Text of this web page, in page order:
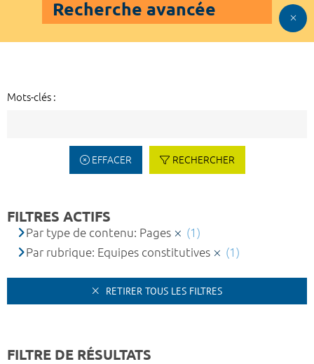
Recherche avancée
Mots-clés :
EFFACER RECHERCHER
FILTRES ACTIFS
Par type de contenu: Pages
(1)
Par rubrique: Equipes constitutives
(1)
RETIRER TOUS LES FILTRES
FILTRE DE RÉSULTATS